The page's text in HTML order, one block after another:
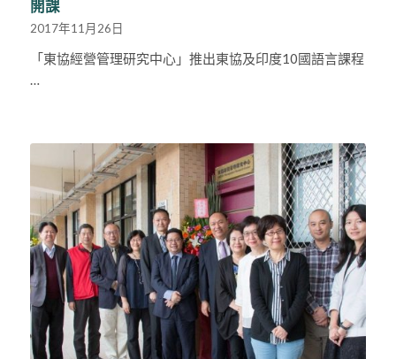
開課
2017年11月26日
「東協經營管理研究中心」推出東協及印度10國語言課程
…